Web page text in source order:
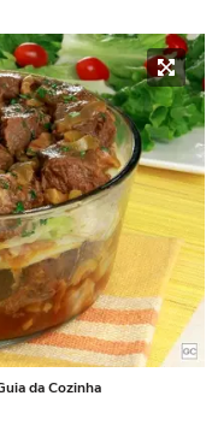
da Cozinha